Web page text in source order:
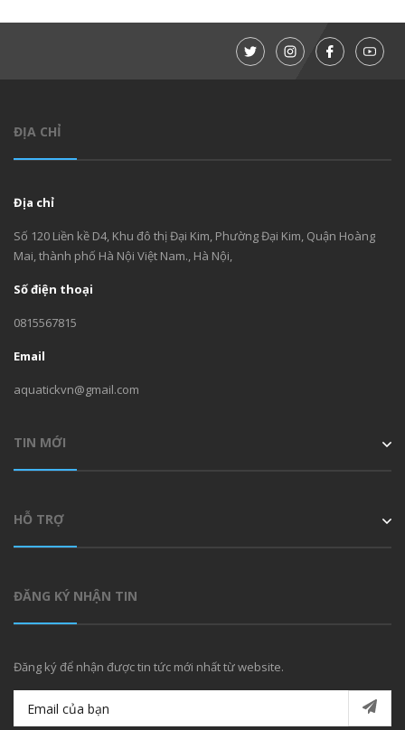
ĐỊA CHỈ
Địa chỉ
Số 120 Liền kề D4, Khu đô thị Đại Kim, Phường Đại Kim, Quận Hoàng
Mai, thành phố Hà Nội Việt Nam., Hà Nội,
Số điện thoại
0815567815
Email
aquatickvn@gmail.com
TIN MỚI
HỖ TRỢ
ĐĂNG KÝ NHẬN TIN
Đăng ký để nhận được tin tức mới nhất từ website.